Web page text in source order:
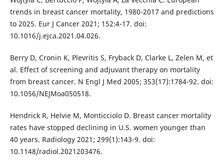
trends in breast cancer mortality, 1980-2017 and predictions
to 2025. Eur J Cancer 2021; 152:4-17. doi:
10.1016/j.ejca.2021.04.026.
Berry D, Cronin K, Plevritis S, Fryback D, Clarke L, Zelen M, et
al. Effect of screening and adjuvant therapy on mortality
from breast cancer. N Engl J Med 2005; 353(17):1784-92. doi:
10.1056/NEJMoa050518.
Hendrick R, Helvie M, Monticciolo D. Breast cancer mortality
rates have stopped declining in U.S. women younger than
40 years. Radiology 2021; 299(1):143-9. doi:
10.1148/radiol.2021203476.